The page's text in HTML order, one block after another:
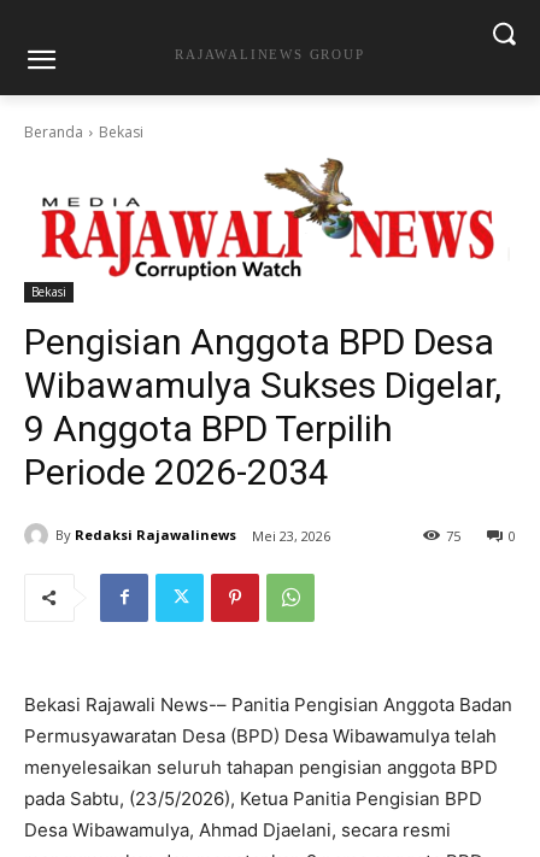
RAJAWALINEWS GROUP
Beranda Bekasi
Bekasi
Pengisian Anggota BPD Desa
Wibawamulya Sukses Digelar,
9 Anggota BPD Terpilih
Periode 2026-2034
By Redaksi Rajawalinews Mei 23, 2026 0
75
Bekasi Rajawali News-– Panitia Pengisian Anggota Badan
Permusyawaratan Desa (BPD) Desa Wibawamulya telah
menyelesaikan seluruh tahapan pengisian anggota BPD
pada Sabtu, (23/5/2026), Ketua Panitia Pengisian BPD
Desa Wibawamulya, Ahmad Djaelani, secara resmi